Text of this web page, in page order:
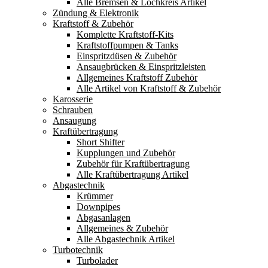
Alle Bremsen & Lochkreis Artikel
Zündung & Elektronik
Kraftstoff & Zubehör
Komplette Kraftstoff-Kits
Kraftstoffpumpen & Tanks
Einspritzdüsen & Zubehör
Ansaugbrücken & Einspritzleisten
Allgemeines Kraftstoff Zubehör
Alle Artikel von Kraftstoff & Zubehör
Karosserie
Schrauben
Ansaugung
Kraftübertragung
Short Shifter
Kupplungen und Zubehör
Zubehör für Kraftübertragung
Alle Kraftübertragung Artikel
Abgastechnik
Krümmer
Downpipes
Abgasanlagen
Allgemeines & Zubehör
Alle Abgastechnik Artikel
Turbotechnik
Turbolader